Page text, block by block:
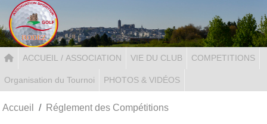
ACCUEIL / ASSOCIATION VIE DU CLUB COMPETITIONS
Organisation du Tournoi PHOTOS & VIDÉOS
Accueil Réglement des Compétitions
Panneau de gestion des cookies